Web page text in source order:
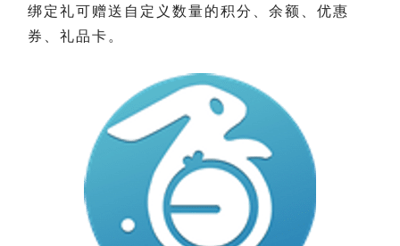
绑定礼可赠送自定义数量的积分、余额、优惠
券、礼品卡。